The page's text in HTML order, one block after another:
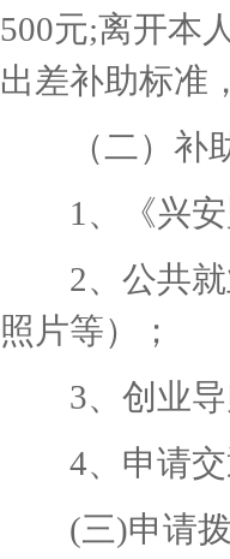
500元;离开本
出差补助标准
（二）补
1、《兴安
2、公共就
照片等）；
3、创业导
4、申请交
(三)申请拨